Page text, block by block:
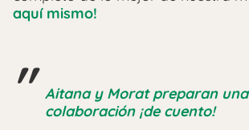
aquí mismo!
Aitana y Morat preparan una
colaboración ¡de cuento!